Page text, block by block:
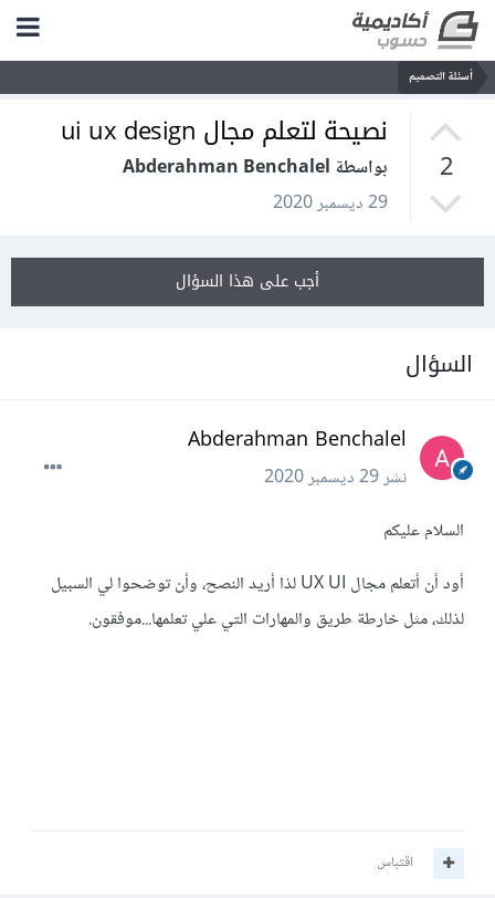
أسئلة التصميم
2
نصيحة لتعلم مجال ui ux design
بواسطة Abderahman Benchalel
29 ديسمبر 2020
أجب على هذا السؤال
السؤال
Abderahman Benchalel
نشر29 ديسمبر 2020
السلام عليكم
أود أن أتعلم مجال UX UI لذا أريد النصح، وأن توضحوا لي السبيل
لذلك، مثل خارطة طريق والمهارات التي علي تعلمها...موفقون.
اقتباس